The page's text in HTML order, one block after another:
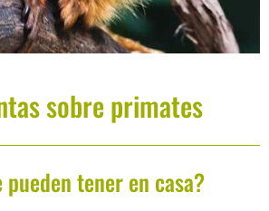
sobre primates
pueden tener en casa?